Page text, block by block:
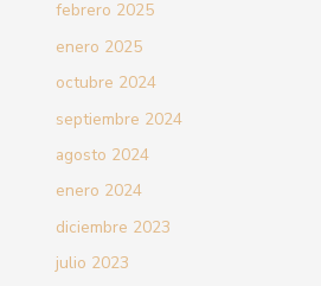
febrero 2025
enero 2025
octubre 2024
septiembre 2024
agosto 2024
enero 2024
diciembre 2023
julio 2023